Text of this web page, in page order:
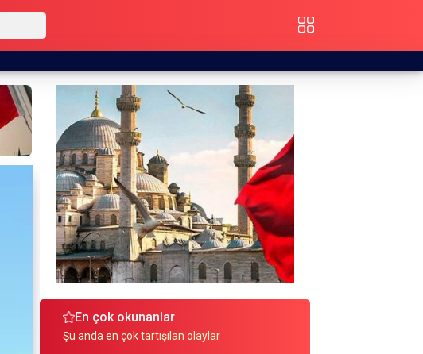
En çok okunanlar
Şu anda en çok tartışılan olaylar